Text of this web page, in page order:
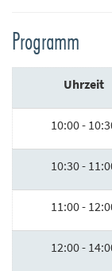
Programm
Uhrzeit
10:00 -
10:30 -
11:00 -
12:00 -